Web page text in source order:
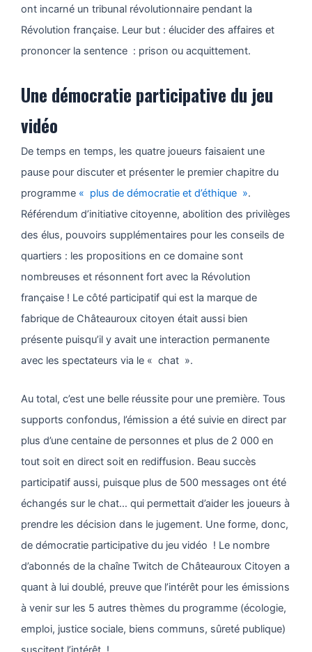
ont incarné un tribunal révolutionnaire pendant la
Révolution française. Leur but : élucider des affaires et
prononcer la sentence : prison ou acquittement.
Une démocratie participative du jeu
vidéo
De temps en temps, les quatre joueurs faisaient une
pause pour discuter et présenter le premier chapitre du
programme « plus de démocratie et d’éthique ».
Référendum d’initiative citoyenne, abolition des privilèges
des élus, pouvoirs supplémentaires pour les conseils de
quartiers : les propositions en ce domaine sont
nombreuses et résonnent fort avec la Révolution
française ! Le côté participatif qui est la marque de
fabrique de Châteauroux citoyen était aussi bien
présente puisqu’il y avait une interaction permanente
avec les spectateurs via le « chat ».
Au total, c’est une belle réussite pour une première. Tous
supports confondus, l’émission a été suivie en direct par
plus d’une centaine de personnes et plus de 2 000 en
tout soit en direct soit en rediffusion. Beau succès
participatif aussi, puisque plus de 500 messages ont été
échangés sur le chat… qui permettait d’aider les joueurs à
prendre les décision dans le jugement. Une forme, donc,
de démocratie participative du jeu vidéo ! Le nombre
d’abonnés de la chaîne Twitch de Châteauroux Citoyen a
quant à lui doublé, preuve que l’intérêt pour les émissions
à venir sur les 5 autres thèmes du programme (écologie,
emploi, justice sociale, biens communs, sûreté publique)